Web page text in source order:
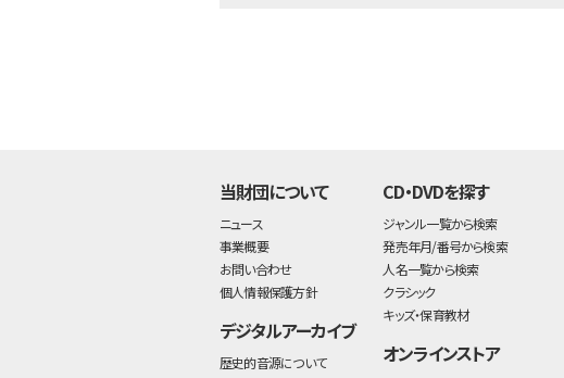
当財団について
ニュース
事業概要
お問い合わせ
個人情報保護方針
デジタルアーカイブ
歴史的音源について
CD・DVDを探す
ジャンル一覧から検索
発売年月/番号から検索
人名一覧から検索
クラシック
キッズ・保育教材
オンラインストア